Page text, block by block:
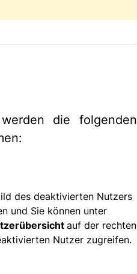
die folgenden
des deaktivierten Nutzers
und Sie können unter
auf der rechten
Nutzer zugreifen.